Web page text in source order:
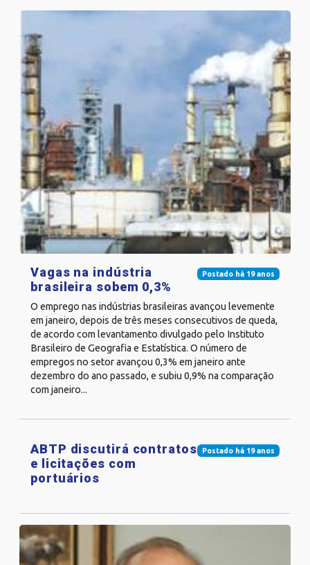
Postado há 19 anos
Vagas na indústria
brasileira sobem 0,3%
O emprego nas indústrias brasileiras avançou levemente
em janeiro, depois de três meses consecutivos de queda,
de acordo com levantamento divulgado pelo Instituto
Brasileiro de Geografia e Estatística. O número de
empregos no setor avançou 0,3% em janeiro ante
dezembro do ano passado, e subiu 0,9% na comparação
com janeiro...
Postado há 19 anos
ABTP discutirá contratos
e licitações com
portuários